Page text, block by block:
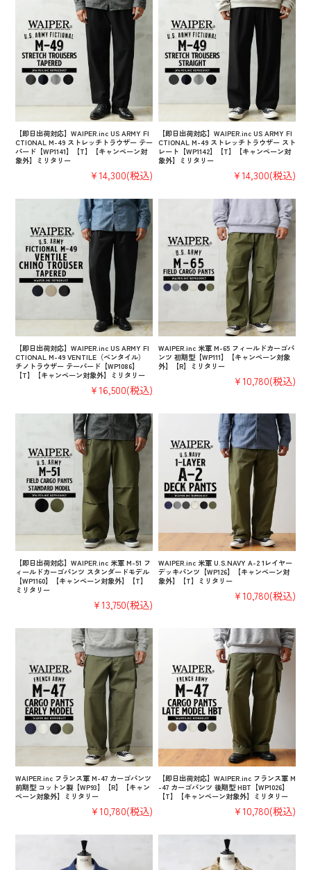
【即日出荷対応】WAIPER.inc US ARMY FI
CTIONAL M-49 ストレッチトラウザー テー
パード【WP1141】【T】【キャンペーン対
象外】ミリタリー
¥14,300(税込)
【即日出荷対応】WAIPER.inc US ARMY FI
CTIONAL M-49 ストレッチトラウザー スト
レート【WP1142】【T】【キャンペーン対
象外】ミリタリー
¥14,300(税込)
【即日出荷対応】WAIPER.inc US ARMY FI
CTIONAL M-49 VENTILE（ベンタイル）
チノトラウザー テーパード【WP1086】
【T】【キャンペーン対象外】ミリタリー
¥16,500(税込)
WAIPER.inc 米軍 M-65 フィールドカーゴパ
ンツ 初期型【WP111】【キャンペーン対象
外】【R】ミリタリー
¥10,780(税込)
【即日出荷対応】WAIPER.inc 米軍 M-51 フ
ィールドカーゴパンツ スタンダードモデル
【WP1160】【キャンペーン対象外】【T】
ミリタリー
¥13,750(税込)
WAIPER.inc 米軍 U.S.NAVY A-2 1レイヤー
デッキパンツ【WP126】【キャンペーン対
象外】【T】ミリタリー
¥10,780(税込)
WAIPER.inc フランス軍 M-47 カーゴパンツ
前期型 コットン製【WP93】【R】【キャン
ペーン対象外】ミリタリー
¥10,780(税込)
【即日出荷対応】WAIPER.inc フランス軍 M
-47 カーゴパンツ 後期型 HBT【WP1026】
【T】【キャンペーン対象外】ミリタリー
¥10,780(税込)